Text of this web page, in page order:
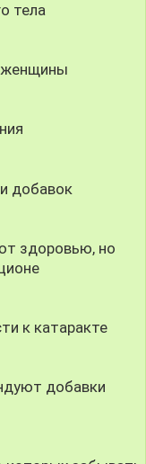
тела
женщины
добавок
здоровью, но
к катаракте
добавки